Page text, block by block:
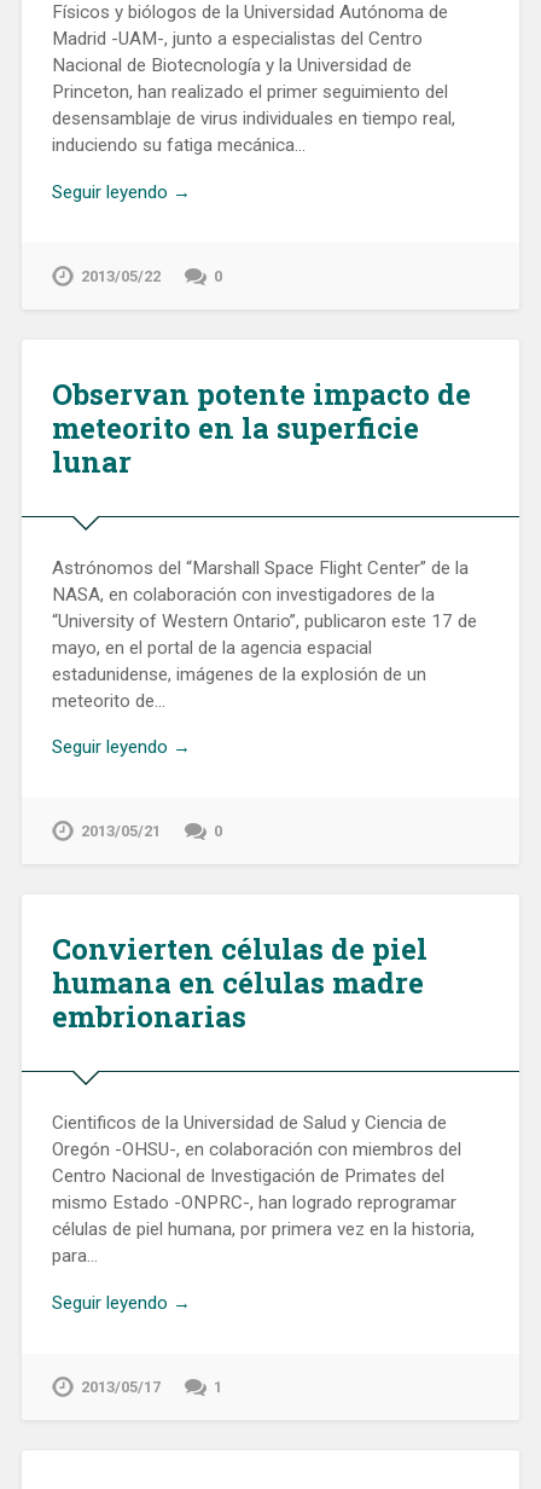
Físicos y biólogos de la Universidad Autónoma de
Madrid -UAM-, junto a especialistas del Centro
Nacional de Biotecnología y la Universidad de
Princeton, han realizado el primer seguimiento del
desensamblaje de virus individuales en tiempo real,
induciendo su fatiga mecánica…
Seguir leyendo →
2013/05/22 0
Observan potente impacto de
meteorito en la superficie
lunar
Astrónomos del “Marshall Space Flight Center” de la
NASA, en colaboración con investigadores de la
“University of Western Ontario”, publicaron este 17 de
mayo, en el portal de la agencia espacial
estadunidense, imágenes de la explosión de un
meteorito de…
Seguir leyendo →
2013/05/21 0
Convierten células de piel
humana en células madre
embrionarias
Cientificos de la Universidad de Salud y Ciencia de
Oregón -OHSU-, en colaboración con miembros del
Centro Nacional de Investigación de Primates del
mismo Estado -ONPRC-, han logrado reprogramar
células de piel humana, por primera vez en la historia,
para…
Seguir leyendo →
2013/05/17 1